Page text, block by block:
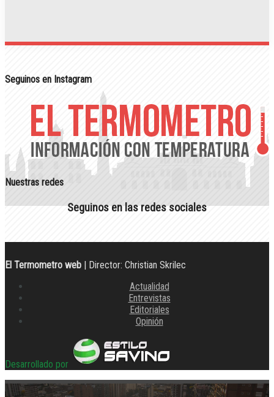
Seguinos en Instagram
Nuestras redes
Seguinos en las redes sociales
El Termometro web | Director: Christian Skrilec
Actualidad
Entrevistas
Editoriales
Opinión
Desarrollado por